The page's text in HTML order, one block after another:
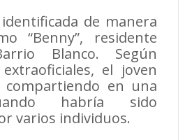
de manera
“Benny”, residente
Blanco. Según
el joven
compartiendo en una
habría sido
varios individuos.